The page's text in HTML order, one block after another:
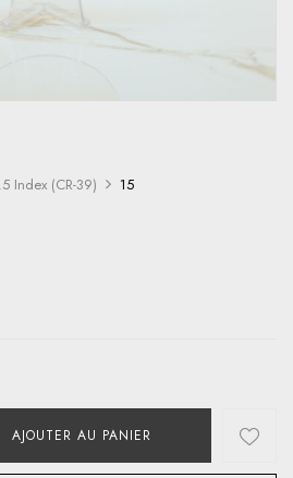
Index (CR-39) 15
AJOUTER AU PANIER